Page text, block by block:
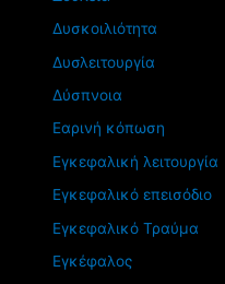
Δυσκοιλιότητα
Δυσλειτουργία
Δύσπνοια
Εαρινή κόπωση
Εγκεφαλική λειτουργία
Εγκεφαλικό επεισόδιο
Εγκεφαλικό Τραύμα
Εγκέφαλος